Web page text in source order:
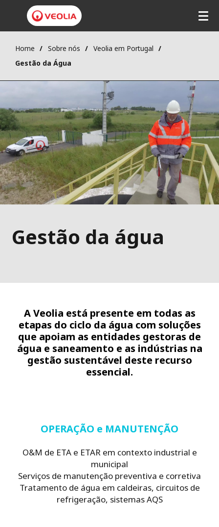
Home Sobre nós
Veolia em Portugal
Gestão da Água
Gestão da água
A Veolia está presente em todas as
etapas do ciclo da água com soluções
que apoiam as entidades gestoras de
água e saneamento e as indústrias na
gestão sustentável deste recurso
essencial.
OPERAÇÃO e MANUTENÇÃO
O&M de ETA e ETAR em contexto industrial e
municipal
Serviços de manutenção preventiva e corretiva
Tratamento de água em caldeiras, circuitos de
refrigeração, sistemas AQS